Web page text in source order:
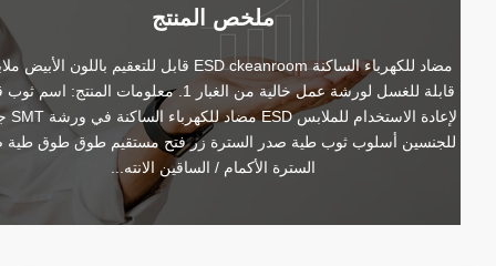
ملخص المنتج
مضاد للكهرباء الساكنة ESD ckeanroom قابل للتعقيم باللون الأبيض ملابس
قابلة للغسل لورشة عمل خالية من الغبار 1. معلومات المنتج: اسم ثوب قابل
لإعادة الاستخدام للملابس ESD مضاد للكهرباء الساكنة في ورشة SMT جنس
للجنسين أسلوب ثوب طية صدر السترة زر فتح مستقيم طوق طوق طية صدر
السترة الأكمام / الساقين الانته...